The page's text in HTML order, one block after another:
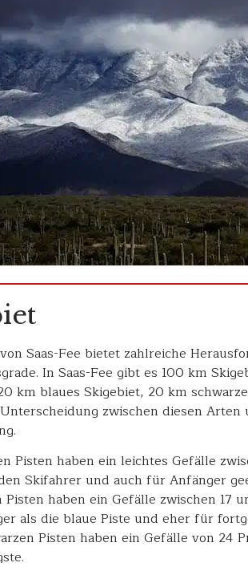
Saas-Fee bietet zahlreiche
In Saas-Fee gibt es 100 km
km blaues Skigebiet, 20 km
zwischen diesen
Pisten haben ein leichtes Gefälle
Skifahrer und auch für Anfänger
haben ein Gefälle zwischen 17
als die blaue Piste und eher für
Pisten haben ein Gefälle von 24